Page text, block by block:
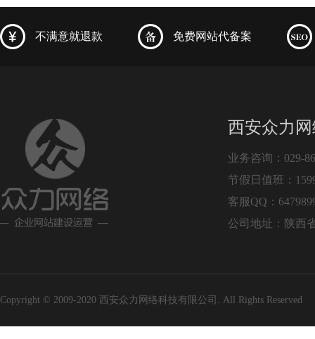
不满意就退款 免费网站代备案
西安众力
业务咨询：029-
节假日值班：
客服QQ：
公司地址：陕西
Copyright © 2009-2020 西安众力网络科技有限公司. All Rights